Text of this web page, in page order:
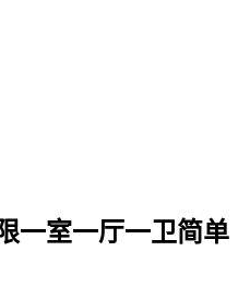
一室一厅一卫简单